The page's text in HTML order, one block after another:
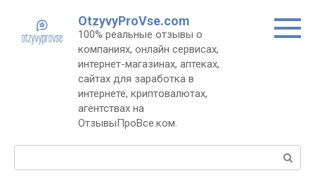
контенту
OtzyvyProVse.com
100% реальные отзывы о
компаниях, онлайн сервисах,
интернет-магазинах, аптеках,
сайтах для заработка в
интернете, криптовалютах,
агентствах на
ОтзывыПроВсе.ком.